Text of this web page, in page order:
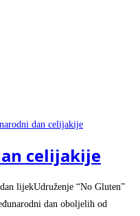
celijakije
lijekUdruženje “No Gluten”
dan oboljelih od